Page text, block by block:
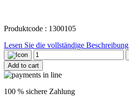
Produktcode : 1300105
Lesen Sie die vollständige Beschreibung
OROTOL
+
Desinfektion
von
Absaugssystemen
Add to cart
100 % sichere Zahlung